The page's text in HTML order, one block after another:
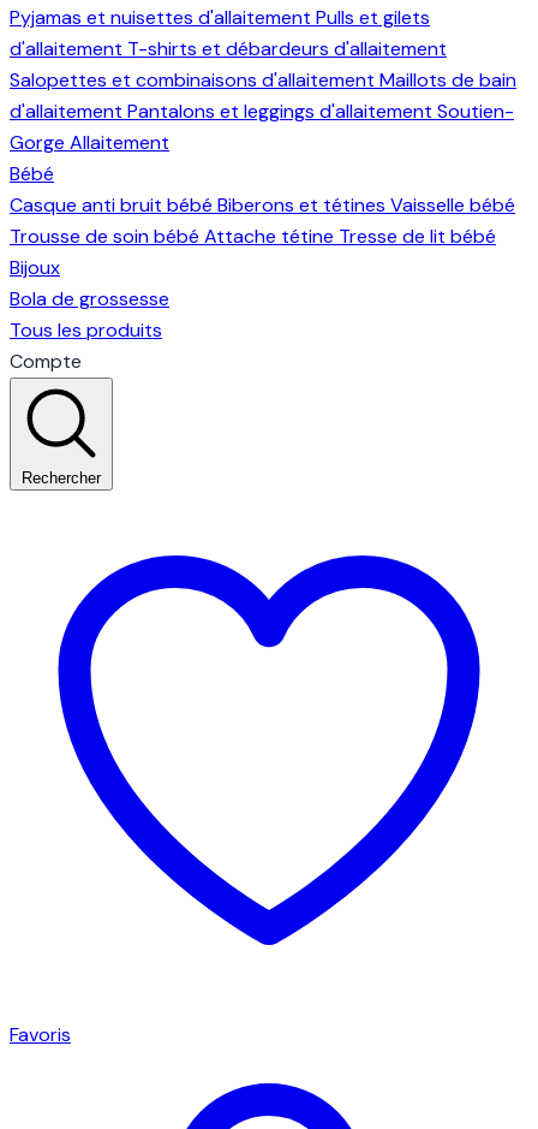
Pyjamas et nuisettes d'allaitement Pulls et gilets
d'allaitement T-shirts et débardeurs d'allaitement
Salopettes et combinaisons d'allaitement Maillots de bain
d'allaitement Pantalons et leggings d'allaitement Soutien-
Gorge Allaitement
Bébé
Casque anti bruit bébé Biberons et tétines Vaisselle bébé
Trousse de soin bébé Attache tétine Tresse de lit bébé
Bijoux
Bola de grossesse
Tous les produits
Compte
Rechercher
Favoris